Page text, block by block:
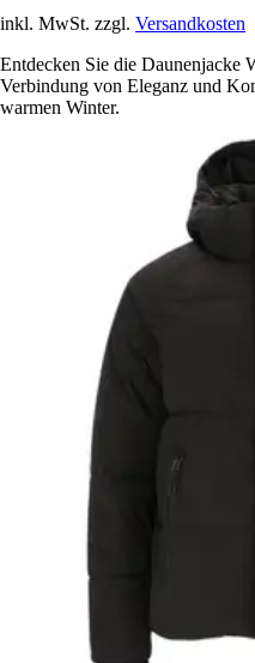
inkl. MwSt. zzgl. Versandkosten
Entdecken Sie die Daunenjacke
Verbindung von Eleganz und
warmen Winter.